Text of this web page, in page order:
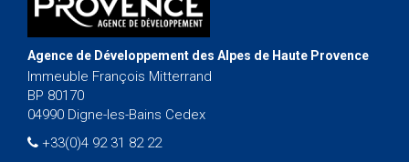
Agence de Développement des Alpes de Haute Provence
Immeuble François Mitterrand
BP 80170
04990 Digne-les-Bains Cedex
+33(0)4 92 31 82 22